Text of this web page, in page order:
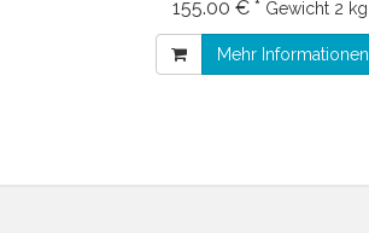
155.00 € * Gewicht 2 kg
Mehr Informationen